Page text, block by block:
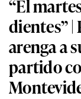
“El
dientes” |
arenga a
partido